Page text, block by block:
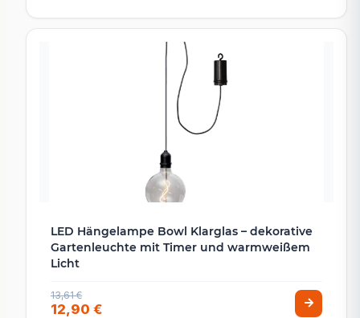
LED Hängelampe Bowl Klarglas – dekorative
Gartenleuchte mit Timer und warmweißem
Licht
13,61 €
12,90 €